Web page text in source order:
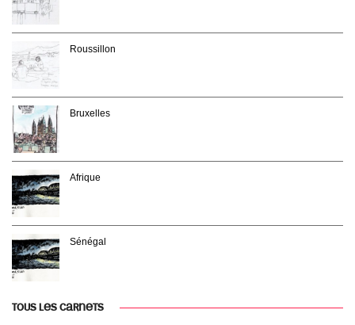
Roussillon
Bruxelles
Afrique
Sénégal
TOUS LES CARNETS